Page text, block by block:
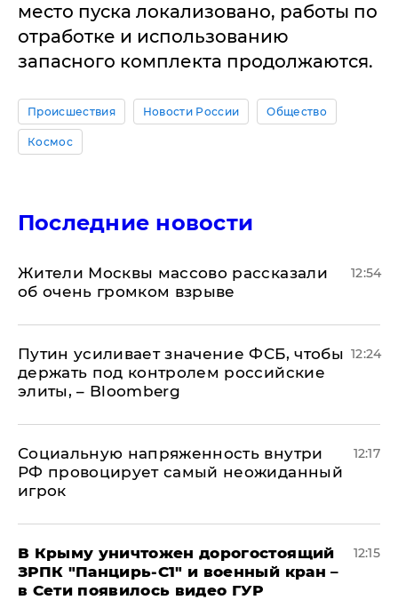
место пуска локализовано, работы по
отработке и использованию
запасного комплекта продолжаются.
Происшествия Новости России Общество
Космос
Последние новости
Жители Москвы массово рассказали
об очень громком взрыве
12:54
Путин усиливает значение ФСБ, чтобы
держать под контролем российские
элиты, – Bloomberg
12:24
Социальную напряженность внутри
РФ провоцирует самый неожиданный
игрок
12:17
В Крыму уничтожен дорогостоящий
ЗРПК "Панцирь-С1" и военный кран –
в Сети появилось видео ГУР
12:15